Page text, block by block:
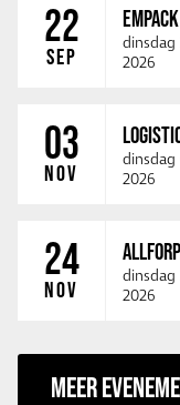
22
SEP
dinsdag
2026
03
NOV
2026
24
NOV
dinsdag
2026
MEER